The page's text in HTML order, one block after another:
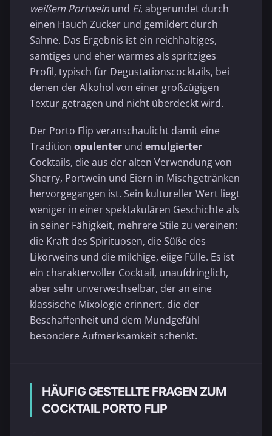
weißem Portwein und Ei, abgerundet durch
einen Hauch Zucker und gemildert durch
Sahne. Das Ergebnis ist ein reichhaltiges,
samtiges und eher warmes als spritziges
Profil, typisch für Degustationscocktails, bei
denen der Alkohol von einer großzügigen
Textur getragen und nicht überdeckt wird.
Der Porto Flip veranschaulicht damit eine
Tradition opulenter und emulgierter
Cocktails, die aus der alten Verwendung von
Sherry, Portwein und Eiern in Mischgetränken
hervorgegangen ist. Sein kultureller Wert liegt
weniger in einer spektakulären Geschichte als
in seiner Fähigkeit, mehrere Stile zu vereinen:
die Kraft des Spirituosen, die Süße des
Likörweins und die milchige, eiige Fülle. Es ist
ein charaktervoller Cocktail, unaufdringlich,
aber sehr unverwechselbar, der an eine
klassische Mixologie erinnert, die der
Beschaffenheit und dem Mundgefühl
besondere Aufmerksamkeit schenkt.
HÄUFIG GESTELLTE FRAGEN ZUM
COCKTAIL PORTO FLIP